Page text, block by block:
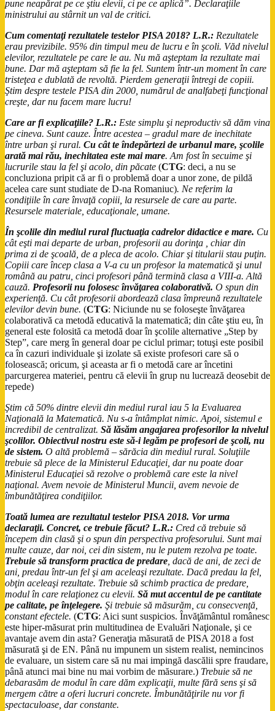
pune neapărat pe ce ştiu elevii, ci pe ce aplică”. Declaraţiile
ministrului au stârnit un val de critici.
Cum comentaţi rezultatele testelor PISA 2018? L.R.: Rezultatele
erau previzibile. 95% din timpul meu de lucru e în şcoli. Văd nivelul
elevilor, rezultatele pe care le au. Nu mă aşteptam la rezultate mai
bune. Dar mă aşteptam să fie la fel. Suntem într-un moment în care
tristeţea e dublată de revoltă. Pierdem generaţii întregi de copiii.
Ştim despre testele PISA din 2000, numărul de analfabeţi funcţional
creşte, dar nu facem mare lucru!
Care ar fi explicaţiile? L.R.: Este simplu şi neproductiv să dăm vina
pe cineva. Sunt cauze. Între acestea – gradul mare de inechitate
între urban şi rural. Cu cât te îndepărtezi de urbanul mare, şcolile
arată mai rău, inechitatea este mai mare. Am fost în secuime şi
lucrurile stau la fel şi acolo, din păcate (CTG: deci, a nu se
concluziona pripit că ar fi o problemă doar a unor zone, de pildă
acelea care sunt studiate de D-na Romaniuc). Ne referim la
condiţiile în care învaţă copiii, la resursele de care au parte.
Resursele materiale, educaţionale, umane.
În şcolile din mediul rural fluctuaţia cadrelor didactice e mare. Cu
cât eşti mai departe de urban, profesorii au dorinţa , chiar din
prima zi de şcoală, de a pleca de acolo. Chiar şi titularii stau puţin.
Copiii care încep clasa a V-a cu un profesor la matematică şi unul
română au patru, cinci profesori până termină clasa a VIII-a. Altă
cauză. Profesorii nu folosesc învăţarea colaborativă. O spun din
experienţă. Cu cât profesorii abordează clasa împreună rezultatele
elevilor devin bune. (CTG: Niciunde nu se foloseşte învăţarea
colaborativă ca metodă educativă la matematică; din câte ştiu eu, în
general este folosită ca metodă doar în şcolile alternative „Step by
Step”, care merg în general doar pe ciclul primar; totuşi este posibil
ca în cazuri individuale şi izolate să existe profesori care să o
folosească; oricum, şi aceasta ar fi o metodă care ar încetini
parcurgerea materiei, pentru că elevii în grup nu lucrează deosebit de
repede)
Ştim că 50% dintre elevii din mediul rural iau 5 la Evaluarea
Naţională la Matematică. Nu s-a întâmplat nimic. Apoi, sistemul e
incredibil de centralizat. Să lăsăm angajarea profesorilor la nivelul
şcolilor. Obiectivul nostru este să-i legăm pe profesori de şcoli, nu
de sistem. O altă problemă – sărăcia din mediul rural. Soluţiile
trebuie să plece de la Ministerul Educaţiei, dar nu poate doar
Ministerul Educaţiei să rezolve o problemă care este la nivel
naţional. Avem nevoie de Ministerul Muncii, avem nevoie de
îmbunătăţirea condiţiilor.
Toată lumea are rezultatul testelor PISA 2018. Vor urma
declaraţii. Concret, ce trebuie făcut? L.R.: Cred că trebuie să
începem din clasă şi o spun din perspectiva profesorului. Sunt mai
multe cauze, dar noi, cei din sistem, nu le putem rezolva pe toate.
Trebuie să transform practica de predare, dacă de ani, de zeci de
ani, predau într-un fel şi am aceleaşi rezultate. Dacă predau la fel,
obţin aceleaşi rezultate. Trebuie să schimb practica de predare,
modul în care relaţionez cu elevii. Să mut accentul de pe cantitate
pe calitate, pe înţelegere. Şi trebuie să măsurăm, cu consecvenţă,
constant efectele. (CTG: Aici sunt suspicios. Învăţământul românesc
este hiper-măsurat prin multitudinea de Evaluări Naţionale, şi ce
avantaje avem din asta? Generaţia măsurată de PISA 2018 a fost
măsurată şi de EN. Până nu impunem un sistem realist, nemincinos
de evaluare, un sistem care să nu mai impingă dascălii spre fraudare,
până atunci mai bine nu mai vorbim de măsurare.) Trebuie să ne
debarasăm de modul în care dăm explicaţii, multe fără sens şi să
mergem către a oferi lucruri concrete. Îmbunătăţirile nu vor fi
spectaculoase, dar constante.